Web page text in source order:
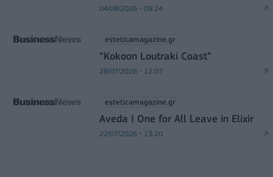
04/08/2026 - 09:24
esteticamagazine.gr
“Kokoon Loutraki Coast”
28/07/2026 - 12:07
esteticamagazine.gr
Aveda I One for All Leave in Elixir
22/07/2026 - 13:20